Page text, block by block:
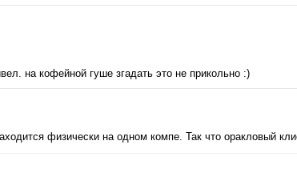
на кофейной гуше згадать это не прикольно :)
физически на одном компе. Так что оракловый